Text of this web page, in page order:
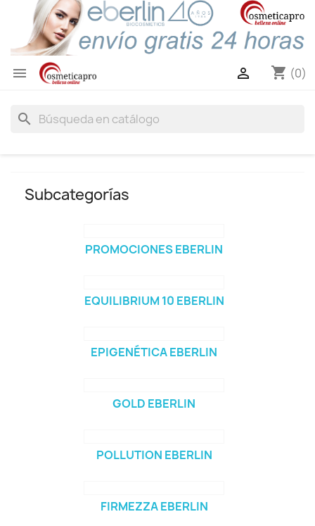
 shopping_cart (0)

search
Subcategorías
PROMOCIONES EBERLIN
EQUILIBRIUM 10 EBERLIN
EPIGENÉTICA EBERLIN
GOLD EBERLIN
POLLUTION EBERLIN
FIRMEZZA EBERLIN